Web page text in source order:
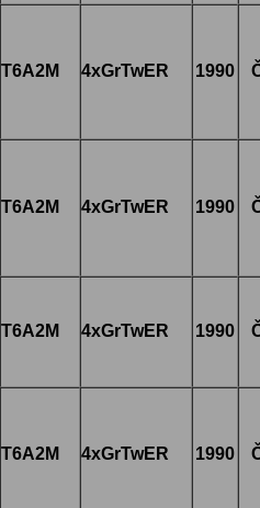
T6A2M 4xGrTwER 1990
T6A2M 4xGrTwER 1990
T6A2M 4xGrTwER 1990
T6A2M 4xGrTwER 1990